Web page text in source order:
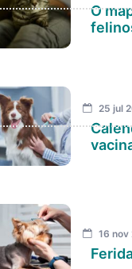
O
25 jul
16 nov